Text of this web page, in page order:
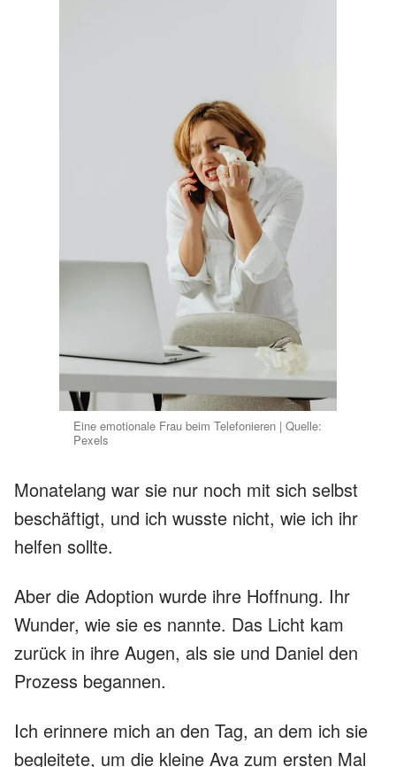
Eine emotionale Frau beim Telefonieren | Quelle:
Pexels
Monatelang war sie nur noch mit sich selbst
beschäftigt, und ich wusste nicht, wie ich ihr
helfen sollte.
Aber die Adoption wurde ihre Hoffnung. Ihr
Wunder, wie sie es nannte. Das Licht kam
zurück in ihre Augen, als sie und Daniel den
Prozess begannen.
Ich erinnere mich an den Tag, an dem ich sie
begleitete, um die kleine Ava zum ersten Mal